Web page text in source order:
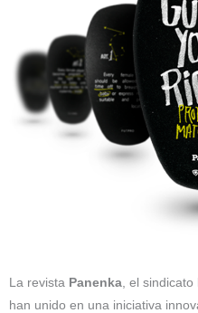
La revista Panenka , el sindicato
han unido en una iniciativa